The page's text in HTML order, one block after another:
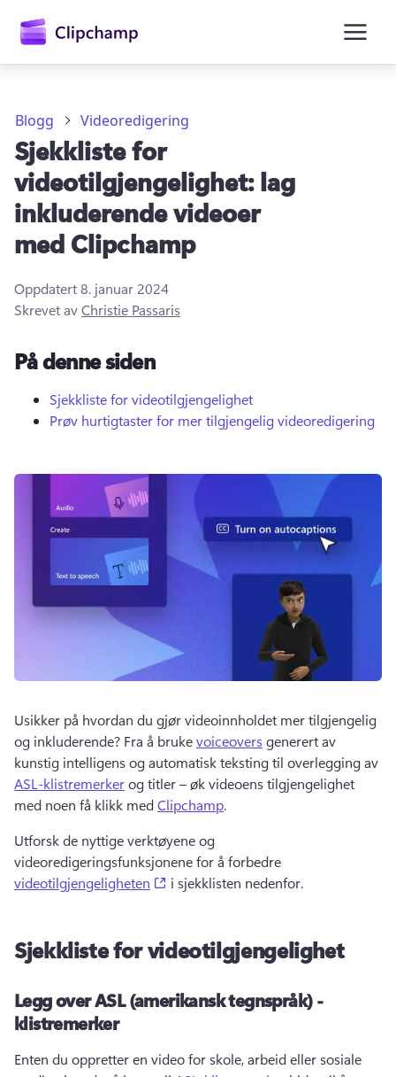
Prøv gratis
Blogg Videoredigering
Sjekkliste for
videotilgjengelighet: lag
inkluderende videoer
med Clipchamp
Oppdatert8. januar 2024
Skrevet avChristie Passaris
På denne siden
Sjekkliste for videotilgjengelighet
Prøv hurtigtaster for mer tilgjengelig videoredigering
Usikker på hvordan du gjør videoinnholdet mer tilgjengelig
og inkluderende? Fra å bruke voiceovers generert av
kunstig intelligens og automatisk teksting til overlegging av
ASL-klistremerker og titler – øk videoens tilgjengelighet
med noen få klikk med Clipchamp.
Utforsk de nyttige verktøyene og
videoredigeringsfunksjonene for å forbedre
videotilgjengeligheten
(opens in a new tab)
i sjekklisten nedenfor.
Sjekkliste for videotilgjengelighet
Legg over ASL (amerikansk tegnspråk) -
klistremerker
Enten du oppretter en video for skole, arbeid eller sosiale